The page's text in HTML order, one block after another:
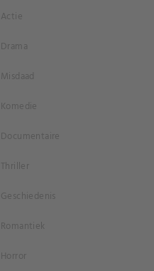
Actie
Drama
Misdaad
Komedie
Documentaire
Thriller
Geschiedenis
Romantiek
Horror